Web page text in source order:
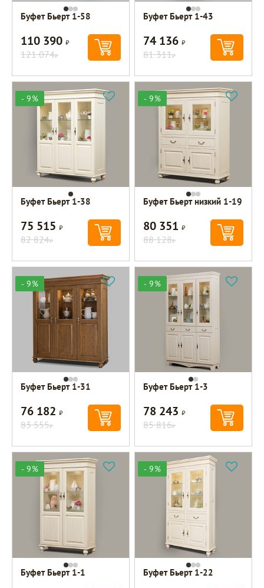
Буфет Бьерт 1-58
110 390Р
121 074Р
Буфет Бьерт 1-43
74 136Р
81 311Р
- 9%
Буфет Бьерт 1-38
75 515Р
82 824Р
- 9%
Буфет Бьерт низкий 1-19
80 351Р
88 128Р
- 9%
Буфет Бьерт 1-31
76 182Р
83 555Р
- 9%
Буфет Бьерт 1-3
78 243Р
85 816Р
- 9%
Буфет Бьерт 1-1
- 9%
Буфет Бьерт 1-22